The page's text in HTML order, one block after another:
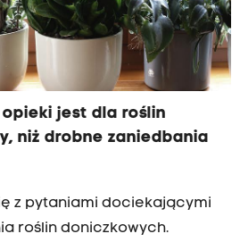
jest dla roślin
niż drobne zaniedbania
z pytaniami dociekającymi
roślin doniczkowych.